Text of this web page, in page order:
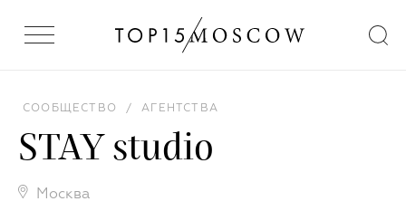
СООБЩЕСТВО / АГЕНТСТВА
STAY studio
Москва